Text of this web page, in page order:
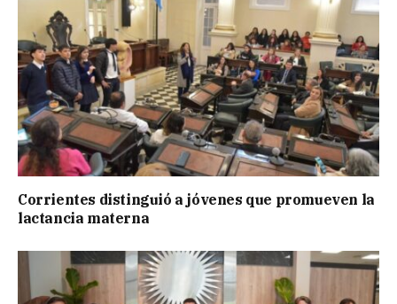
Corrientes distinguió a jóvenes que promueven la
lactancia materna